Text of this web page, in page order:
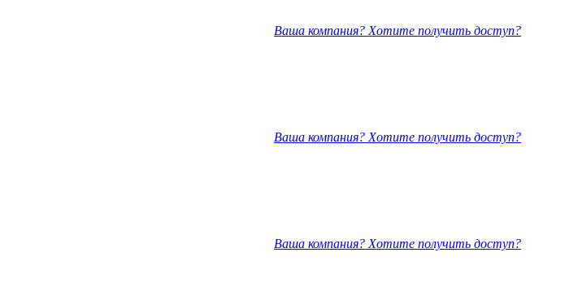
Ваша компания? Хотите получить доступ?
Ваша компания? Хотите получить доступ?
Ваша компания? Хотите получить доступ?